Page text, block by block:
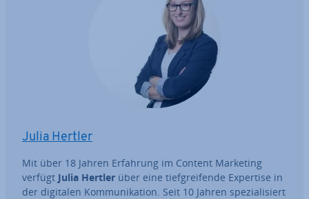
Julia Hertler
Mit über 18 Jahren Erfahrung im Content Marketing
verfügt Julia Hertler über eine tief­grei­fen­de Expertise in
der digitalen Kom­mu­ni­ka­ti­on. Seit 10 Jahren spe­zia­li­siert